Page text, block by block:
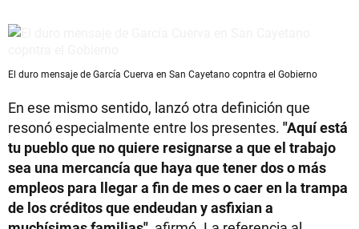
El duro mensaje de García Cuerva en San Cayetano copntra el Gobierno
En ese mismo sentido, lanzó otra definición que
resonó especialmente entre los presentes. "Aquí está
tu pueblo que no quiere resignarse a que el trabajo
sea una mercancía que haya que tener dos o más
empleos para llegar a fin de mes o caer en la trampa
de los créditos que endeudan y asfixian a